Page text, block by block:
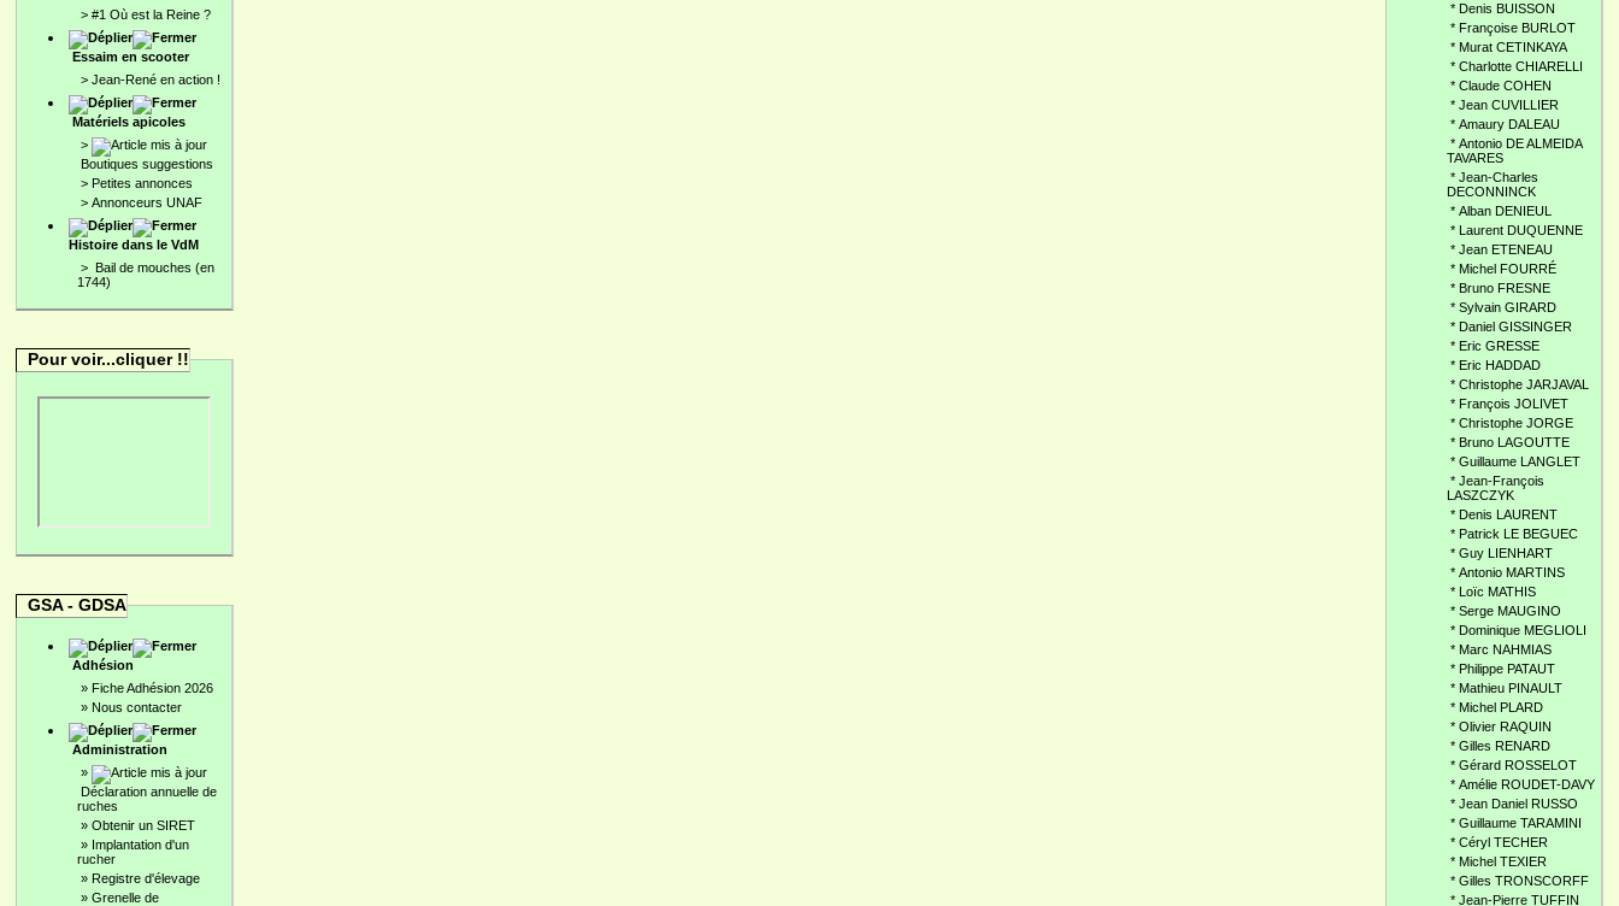
> #1 Où est la Reine ?
Essaim en scooter
> Jean-René en action !
Matériels apicoles
>
Boutiques suggestions
> Petites annonces
> Annonceurs UNAF
Histoire dans le VdM
> Bail de mouches (en
1744)
Pour voir...cliquer !!
GSA - GDSA
Adhésion
» Fiche Adhésion 2026
» Nous contacter
Administration
»
Déclaration annuelle de
ruches
» Obtenir un SIRET
» Implantation d'un
rucher
» Registre d'élevage
» Grenelle de
* Denis BUISSON
* Françoise BURLOT
* Murat CETINKAYA
* Charlotte CHIARELLI
* Claude COHEN
* Jean CUVILLIER
* Amaury DALEAU
* Antonio DE ALMEIDA
TAVARES
* Jean-Charles
DECONNINCK
* Alban DENIEUL
* Laurent DUQUENNE
* Jean ETENEAU
* Michel FOURRÉ
* Bruno FRESNE
* Sylvain GIRARD
* Daniel GISSINGER
* Eric GRESSE
* Eric HADDAD
* Christophe JARJAVAL
* François JOLIVET
* Christophe JORGE
* Bruno LAGOUTTE
* Guillaume LANGLET
* Jean-François
LASZCZYK
* Denis LAURENT
* Patrick LE BEGUEC
* Guy LIENHART
* Antonio MARTINS
* Loïc MATHIS
* Serge MAUGINO
* Dominique MEGLIOLI
* Marc NAHMIAS
* Philippe PATAUT
* Mathieu PINAULT
* Michel PLARD
* Olivier RAQUIN
* Gilles RENARD
* Gérard ROSSELOT
* Amélie ROUDET-DAVY
* Jean Daniel RUSSO
* Guillaume TARAMINI
* Céryl TECHER
* Michel TEXIER
* Gilles TRONSCORFF
* Jean-Pierre TUFFIN